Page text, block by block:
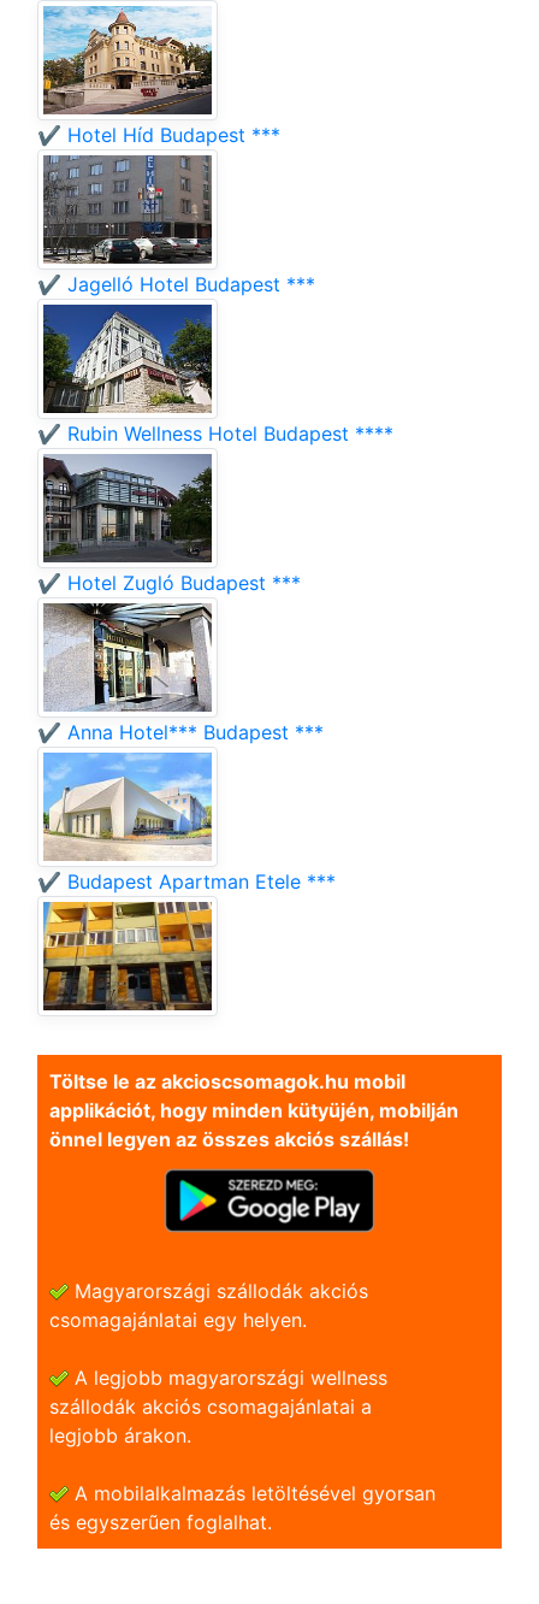
✔️ Hotel Híd Budapest ***
✔️ Jagelló Hotel Budapest ***
✔️ Rubin Wellness Hotel Budapest ****
✔️ Hotel Zugló Budapest ***
✔️ Anna Hotel*** Budapest ***
✔️ Budapest Apartman Etele ***
Töltse le az akcioscsomagok.hu mobil
applikációt, hogy minden kütyüjén, mobilján
önnel legyen az összes akciós szállás!
Magyarországi szállodák akciós
csomagajánlatai egy helyen.
A legjobb magyarországi wellness
szállodák akciós csomagajánlatai a
legjobb árakon.
A mobilalkalmazás letöltésével gyorsan
és egyszerũen foglalhat.